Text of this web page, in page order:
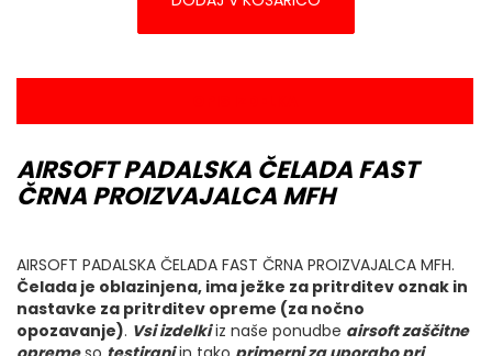
AIRSOFT PADALSKA ČELADA FAST
ČRNA PROIZVAJALCA MFH
AIRSOFT PADALSKA ČELADA FAST ČRNA PROIZVAJALCA MFH.
Čelada je oblazinjena, ima ježke za pritrditev oznak in
nastavke za pritrditev opreme (za nočno
opozavanje). Vsi izdelkiiz naše ponudbe airsoft zaščitne